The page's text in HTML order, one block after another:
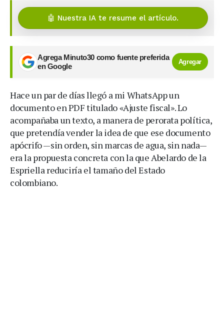
🤖 Nuestra IA te resume el artículo.
Agrega Minuto30 como fuente preferida
en Google
Agregar
Hace un par de días llegó a mi WhatsApp un
documento en PDF titulado «Ajuste fiscal». Lo
acompañaba un texto, a manera de perorata política,
que pretendía vender la idea de que ese documento
apócrifo —sin orden, sin marcas de agua, sin nada—
era la propuesta concreta con la que Abelardo de la
Espriella reduciría el tamaño del Estado
colombiano.